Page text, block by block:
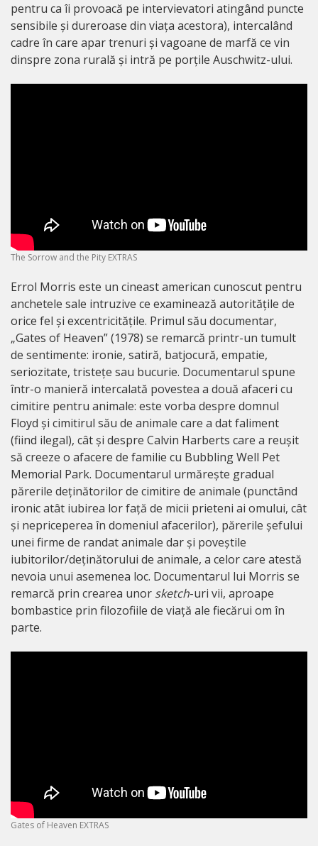
pentru ca îi provoacă pe intervievatori atingând puncte
sensibile și dureroase din viața acestora), intercalând
cadre în care apar trenuri și vagoane de marfă ce vin
dinspre zona rurală și intră pe porțile Auschwitz-ului.
The Sorrow and the Pity EXTRAS
Errol Morris este un cineast american cunoscut pentru
anchetele sale intruzive ce examinează autoritățile de
orice fel și excentricitățile. Primul său documentar,
„Gates of Heaven” (1978) se remarcă printr-un tumult
de sentimente: ironie, satiră, batjocură, empatie,
seriozitate, tristețe sau bucurie. Documentarul spune
într-o manieră intercalată povestea a două afaceri cu
cimitire pentru animale: este vorba despre domnul
Floyd și cimitirul său de animale care a dat faliment
(fiind ilegal), cât și despre Calvin Harberts care a reușit
să creeze o afacere de familie cu Bubbling Well Pet
Memorial Park. Documentarul urmărește gradual
părerile deținătorilor de cimitire de animale (punctând
ironic atât iubirea lor față de micii prieteni ai omului, cât
și nepriceperea în domeniul afacerilor), părerile șefului
unei firme de randat animale dar și poveștile
iubitorilor/deținătorului de animale, a celor care atestă
nevoia unui asemenea loc. Documentarul lui Morris se
remarcă prin crearea unor sketch-uri vii, aproape
bombastice prin filozofiile de viață ale fiecărui om în
parte.
Gates of Heaven EXTRAS